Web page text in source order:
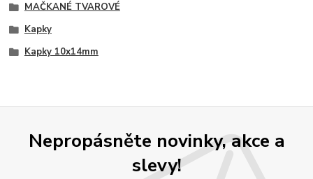
MAČKANÉ TVAROVÉ
Kapky
Kapky 10x14mm
Nepropásněte novinky, akce a
slevy!